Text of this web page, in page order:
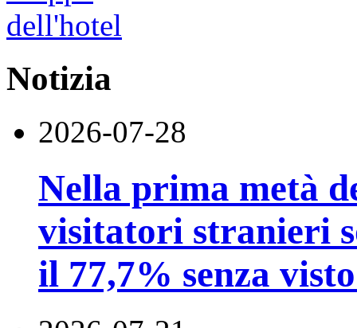
Notizia
2026-07-28
Nella prima metà
visitatori stranieri
il 77,7% senza